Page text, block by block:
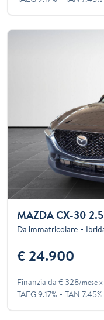
Da immatricolare
€ 24.900
Finanzia da € 328/mese
TAEG 9.17% TAN 7.45%